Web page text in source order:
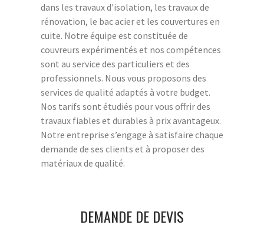
dans les travaux d'isolation, les travaux de
rénovation, le bac acier et les couvertures en
cuite. Notre équipe est constituée de
couvreurs expérimentés et nos compétences
sont au service des particuliers et des
professionnels. Nous vous proposons des
services de qualité adaptés à votre budget.
Nos tarifs sont étudiés pour vous offrir des
travaux fiables et durables à prix avantageux.
Notre entreprise s’engage à satisfaire chaque
demande de ses clients et à proposer des
matériaux de qualité.
DEMANDE DE DEVIS